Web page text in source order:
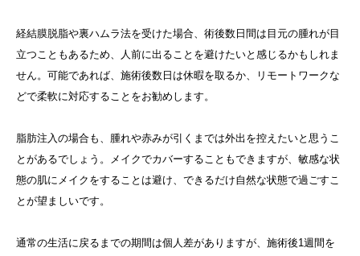
経結膜脱脂や裏ハムラ法を受けた場合、術後数日間は目元の腫れが目
立つこともあるため、人前に出ることを避けたいと感じるかもしれま
せん。可能であれば、施術後数日は休暇を取るか、リモートワークな
どで柔軟に対応することをお勧めします。
脂肪注入の場合も、腫れや赤みが引くまでは外出を控えたいと思うこ
とがあるでしょう。メイクでカバーすることもできますが、敏感な状
態の肌にメイクをすることは避け、できるだけ自然な状態で過ごすこ
とが望ましいです。
通常の生活に戻るまでの期間は個人差がありますが、施術後1週間を